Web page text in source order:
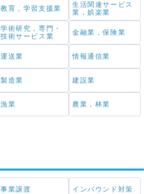
教育，学習支援業
生活関連サービス
業，娯楽業
学術研究，専門・
技術サービス業
金融業，保険業
運送業 情報通信業
製造業 建設業
漁業 農業，林業
事業譲渡 インバウンド対策